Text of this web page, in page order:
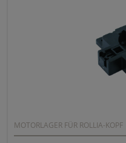
MOTORLAGER FÜR ROLLIA-KOPF